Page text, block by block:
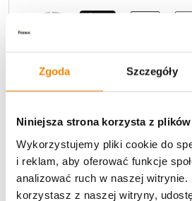
Zgoda Szczegóły
Niniejsza strona korzysta z
Wykorzystujemy pliki cookie do
i reklam, aby oferować funkcje
analizować ruch w naszej
korzystasz z naszej witryny,
Potrzebujesz większą ilość?
hurtowniiPrzejdź do hurtowni B2B
Opis produktu